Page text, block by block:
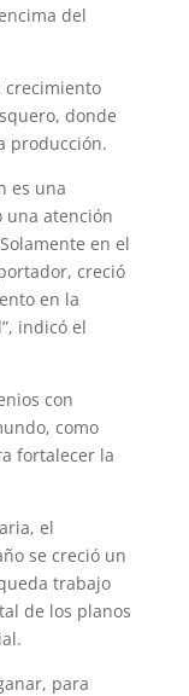
del
crecimiento
donde
producción.
es una
una atención
en el
creció
en la
indicó el
con
como
fortalecer la
el
se creció un
trabajo
de los planos
para